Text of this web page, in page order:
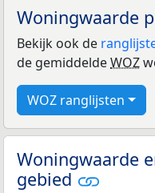
Woningwaarde
Bekijk ook de
de gemiddeldeWOZ
WOZ ranglijsten
Woningwaarde
gebied